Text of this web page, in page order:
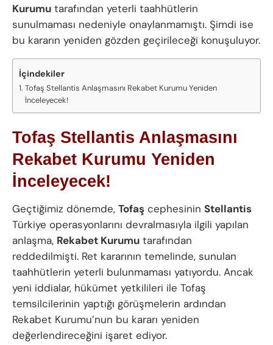
Kurumu tarafından yeterli taahhütlerin
sunulmaması nedeniyle onaylanmamıştı. Şimdi ise
bu kararın yeniden gözden geçirileceği konuşuluyor.
İçindekiler
Tofaş Stellantis Anlaşmasını Rekabet Kurumu Yeniden
İnceleyecek!
Tofaş Stellantis Anlaşmasını
Rekabet Kurumu Yeniden
İnceleyecek!
Geçtiğimiz dönemde, Tofaş cephesinin Stellantis
Türkiye operasyonlarını devralmasıyla ilgili yapılan
anlaşma, Rekabet Kurumu tarafından
reddedilmişti. Ret kararının temelinde, sunulan
taahhütlerin yeterli bulunmaması yatıyordu. Ancak
yeni iddialar, hükümet yetkilileri ile Tofaş
temsilcilerinin yaptığı görüşmelerin ardından
Rekabet Kurumu’nun bu kararı yeniden
değerlendireceğini işaret ediyor.